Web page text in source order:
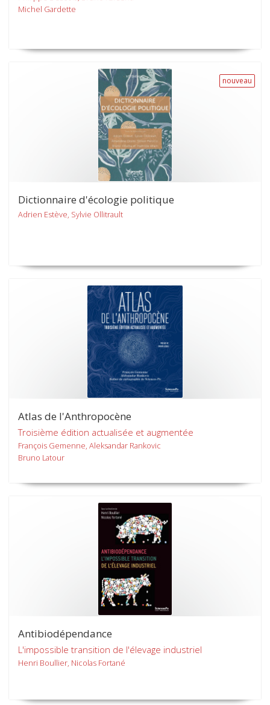
Michel Gardette
nouveau
Dictionnaire d'écologie politique
Adrien Estève, Sylvie Ollitrault
Atlas de l'Anthropocène
Troisième édition actualisée et augmentée
François Gemenne, Aleksandar Rankovic
Bruno Latour
Antibiodépendance
L'impossible transition de l'élevage industriel
Henri Boullier, Nicolas Fortané